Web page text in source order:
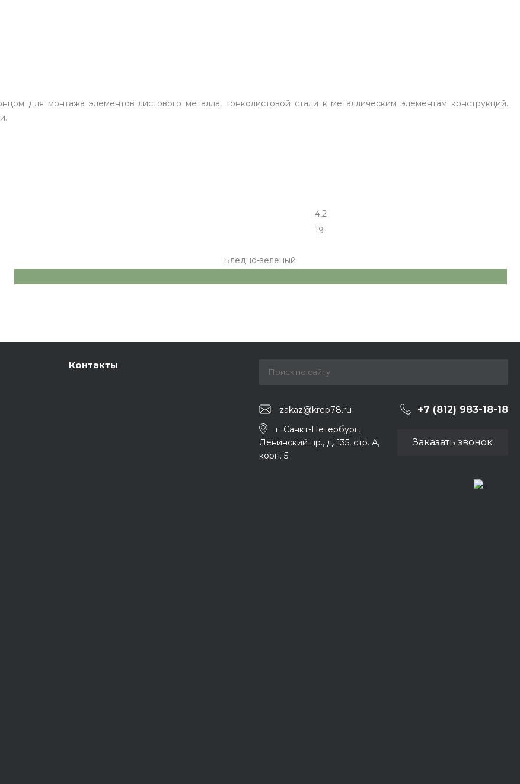
для монтажа элементов листового металла, тонколистовой стали к металлическим элементам конструкций.
4,2
19
Бледно-зелёный
Контакты
zakaz@krep78.ru +7 (812) 983-18-18
г. Санкт-Петербург,
Ленинский пр., д. 135, стр. А,
корп. 5
Заказать звонок